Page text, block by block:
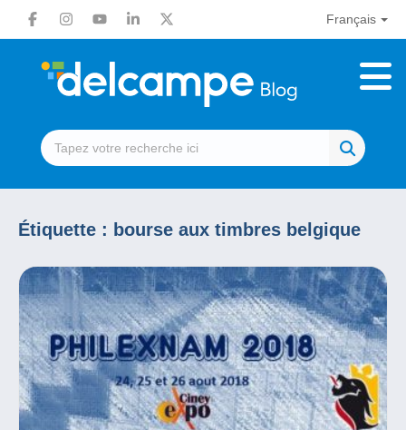
Français
Étiquette : bourse aux timbres belgique